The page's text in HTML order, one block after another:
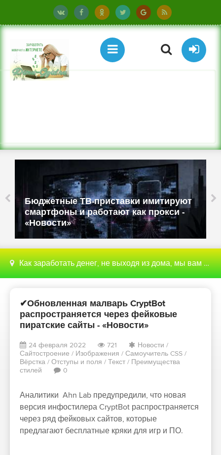
Бюджетные ТВ-приставки имитируют
смартфоны и работают как прокси -
«Новости»
Как заработать денег, не выходя из дома, мы вам поможем с этим разобраться
✔Обновленная малварь CryptBot
распространяется через фейковые
пиратские сайты - «Новости»
24 февраля 2022 721 Новости /
Сайтостроение / Изображения / Самоучитель CSS /
Вёрстка / Отступы и поля / Текст / Преимущества
стилей
0
Аналитики Ahn Lab предупредили, что новая
версия инфостилера CryptBot распространяется
через ряд фейковых сайтов, которые
предлагают бесплатные кряки для игр и ПО.